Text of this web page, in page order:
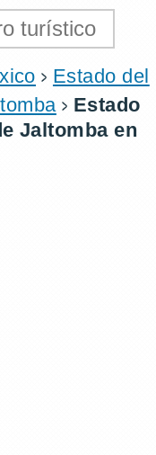
Estado del
Estado
Jaltomba en